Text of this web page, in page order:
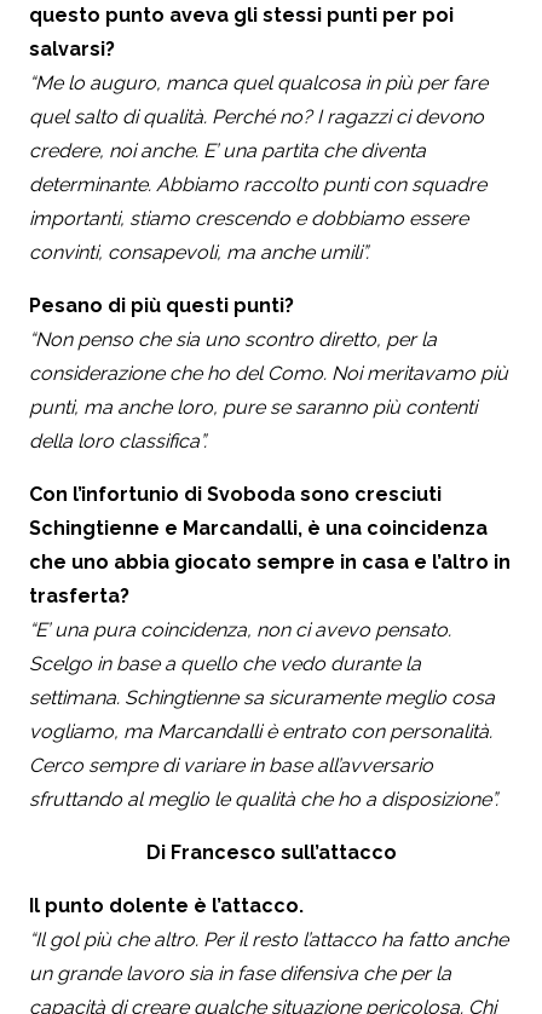
questo punto aveva gli stessi punti per poi
salvarsi?
“Me lo auguro, manca quel qualcosa in più per fare
quel salto di qualità. Perché no? I ragazzi ci devono
credere, noi anche. E’ una partita che diventa
determinante. Abbiamo raccolto punti con squadre
importanti, stiamo crescendo e dobbiamo essere
convinti, consapevoli, ma anche umili”.
Pesano di più questi punti?
“Non penso che sia uno scontro diretto, per la
considerazione che ho del Como. Noi meritavamo più
punti, ma anche loro, pure se saranno più contenti
della loro classifica”.
Con l’infortunio di Svoboda sono cresciuti
Schingtienne e Marcandalli, è una coincidenza
che uno abbia giocato sempre in casa e l’altro in
trasferta?
“E’ una pura coincidenza, non ci avevo pensato.
Scelgo in base a quello che vedo durante la
settimana. Schingtienne sa sicuramente meglio cosa
vogliamo, ma Marcandalli è entrato con personalità.
Cerco sempre di variare in base all’avversario
sfruttando al meglio le qualità che ho a disposizione”.
Di Francesco sull’attacco
Il punto dolente è l’attacco.
“Il gol più che altro. Per il resto l’attacco ha fatto anche
un grande lavoro sia in fase difensiva che per la
capacità di creare qualche situazione pericolosa. Chi